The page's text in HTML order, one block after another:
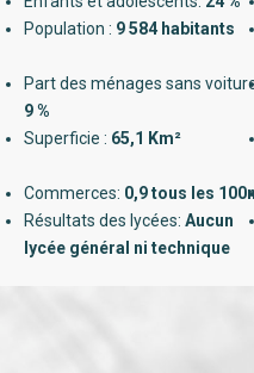
Population : 9 584 habitants
Part des ménages sans
9 %
Superficie : 65,1 Km²
Commerces: 0,9 tous les
Résultats des lycées: Aucun
lycée général ni technique